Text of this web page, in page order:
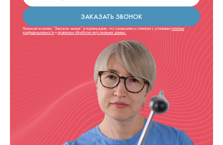
ЗАКАЗАТЬ ЗВОНОК
Нажимая на кнопку “Заказать звонок” я подтверждаю, что ознакомлен и согласен с условиями политики
конфиденциальности и правилами обработки персональных данных.